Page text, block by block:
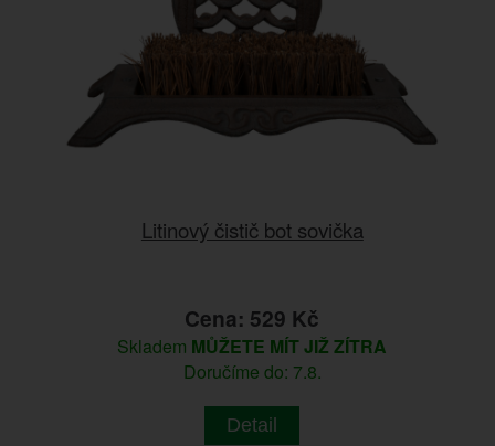
Litinový čistič bot sovička
Cena: 529 Kč
Skladem MŮŽETE MÍT JIŽ ZÍTRA
Doručíme do: 7.8.
Detail